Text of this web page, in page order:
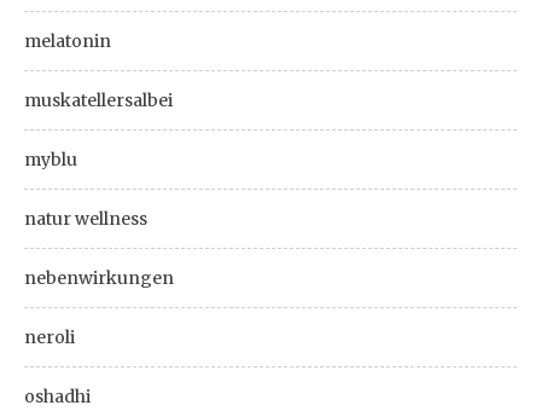
melatonin
muskatellersalbei
myblu
natur wellness
nebenwirkungen
neroli
oshadhi